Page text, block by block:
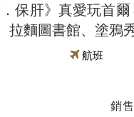
．保肝》真愛玩首爾
拉麵圖書館、塗鴉
航班
銷